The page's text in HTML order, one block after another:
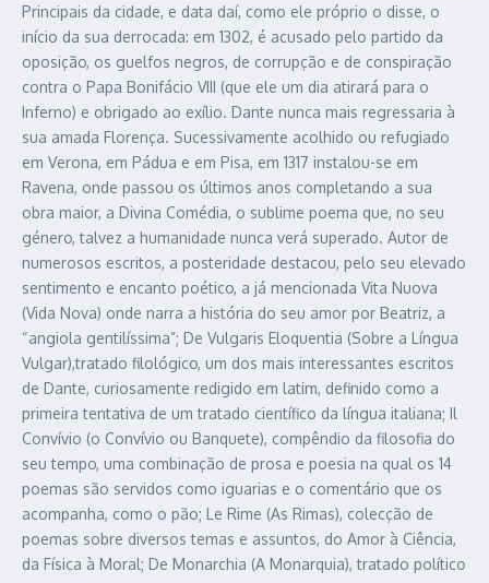
Principais da cidade, e data daí, como ele próprio o disse, o
início da sua derrocada: em 1302, é acusado pelo partido da
oposição, os guelfos negros, de corrupção e de conspiração
contra o Papa Bonifácio VIII (que ele um dia atirará para o
Inferno) e obrigado ao exílio. Dante nunca mais regressaria à
sua amada Florença. Sucessivamente acolhido ou refugiado
em Verona, em Pádua e em Pisa, em 1317 instalou-se em
Ravena, onde passou os últimos anos completando a sua
obra maior, a Divina Comédia, o sublime poema que, no seu
género, talvez a humanidade nunca verá superado. Autor de
numerosos escritos, a posteridade destacou, pelo seu elevado
sentimento e encanto poético, a já mencionada Vita Nuova
(Vida Nova) onde narra a história do seu amor por Beatriz, a
“angiola gentilíssima”; De Vulgaris Eloquentia (Sobre a Língua
Vulgar),tratado filológico, um dos mais interessantes escritos
de Dante, curiosamente redigido em latim, definido como a
primeira tentativa de um tratado científico da língua italiana; Il
Convívio (o Convívio ou Banquete), compêndio da filosofia do
seu tempo, uma combinação de prosa e poesia na qual os 14
poemas são servidos como iguarias e o comentário que os
acompanha, como o pão; Le Rime (As Rimas), colecção de
poemas sobre diversos temas e assuntos, do Amor à Ciência,
da Física à Moral; De Monarchia (A Monarquia), tratado político